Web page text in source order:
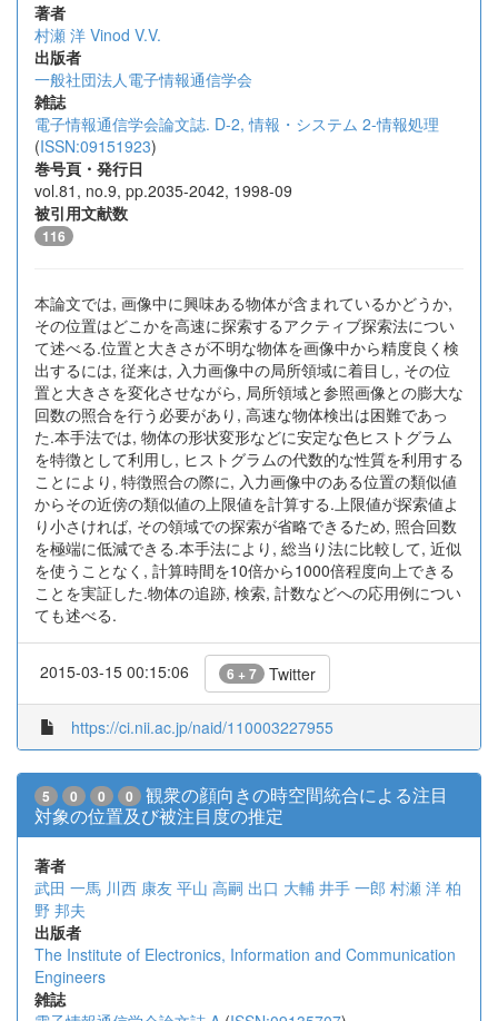
著者
村瀬 洋 Vinod V.V.
出版者
一般社団法人電子情報通信学会
雑誌
電子情報通信学会論文誌. D-2, 情報・システム 2-情報処理
(ISSN:09151923)
巻号頁・発行日
vol.81, no.9, pp.2035-2042, 1998-09
被引用文献数
116
本論文では, 画像中に興味ある物体が含まれているかどうか,
その位置はどこかを高速に探索するアクティブ探索法につい
て述べる.位置と大きさが不明な物体を画像中から精度良く検
出するには, 従来は, 入力画像中の局所領域に着目し, その位
置と大きさを変化させながら, 局所領域と参照画像との膨大な
回数の照合を行う必要があり, 高速な物体検出は困難であっ
た.本手法では, 物体の形状変形などに安定な色ヒストグラム
を特徴として利用し, ヒストグラムの代数的な性質を利用する
ことにより, 特徴照合の際に, 入力画像中のある位置の類似値
からその近傍の類似値の上限値を計算する.上限値が探索値よ
り小さければ, その領域での探索が省略できるため, 照合回数
を極端に低減できる.本手法により, 総当り法に比較して, 近似
を使うことなく, 計算時間を10倍から1000倍程度向上できる
ことを実証した.物体の追跡, 検索, 計数などへの応用例につい
ても述べる.
2015-03-15 00:15:06 6 + 7 Twitter
https://ci.nii.ac.jp/naid/110003227955
5 0 0 0
観衆の顔向きの時空間統合による注目
対象の位置及び被注目度の推定
著者
武田 一馬 川西 康友 平山 高嗣 出口 大輔 井手 一郎 村瀬 洋 柏
野 邦夫
出版者
The Institute of Electronics, Information and Communication
Engineers
雑誌